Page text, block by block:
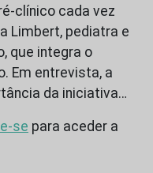
clínico cada vez
Limbert, pediatra e
que integra o
Em entrevista, a
da iniciativa…
se para aceder a